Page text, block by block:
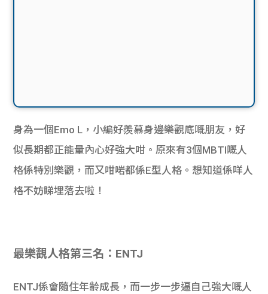
身為一個Emo L，小編好羨慕身邊樂觀底嘅朋友，好
似長期都正能量內心好強大咁。原來有3個MBTI嘅人
格係特別樂觀，而又咁啱都係E型人格。想知道係咩人
格不妨睇埋落去啦！
最樂觀人格第三名：ENTJ
ENTJ係會隨住年齡成長，而一步一步逼自己強大嘅人